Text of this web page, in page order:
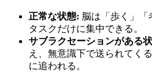
正常な状態: 脳は「歩く」
タスクだけに集中できる。
サブラクセーションがある
え、無意識下で送られてく
に追われる。